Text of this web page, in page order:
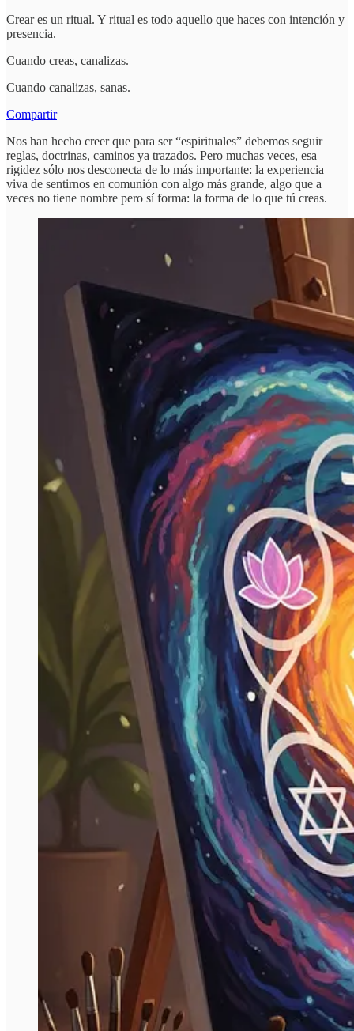
Crear es un ritual. Y ritual es todo aquello que haces con intención y
presencia.
Cuando creas, canalizas.
Cuando canalizas, sanas.
Compartir
Nos han hecho creer que para ser “espirituales” debemos seguir
reglas, doctrinas, caminos ya trazados. Pero muchas veces, esa
rigidez sólo nos desconecta de lo más importante: la experiencia
viva de sentirnos en comunión con algo más grande, algo que a
veces no tiene nombre pero sí forma: la forma de lo que tú creas.